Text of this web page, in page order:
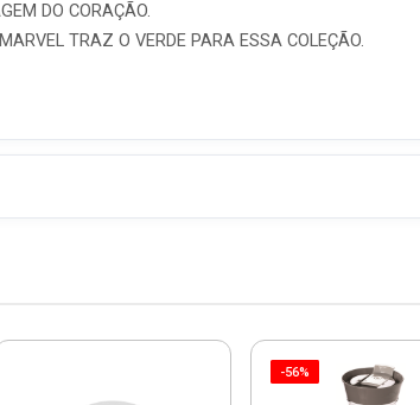
DO CORAÇÃO.
TRAZ O VERDE PARA ESSA COLEÇÃO.
-56%